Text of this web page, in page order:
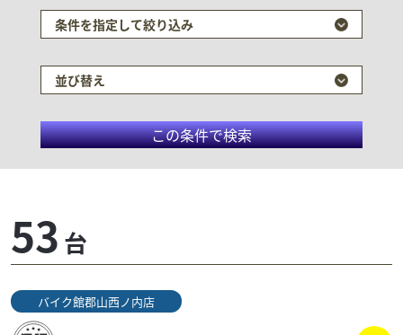
バイク館郡山西ノ内店
同敷地内には、カー用品専門店のイエローハット郡山
西ノ内店とオートバイ用品専門店郡山２りんかんが併
設しており、4輪とオートバイに関わる様々なサービ
スがご提供...
条件を指定して絞り込み
並び替え
この条件で検索
53 台
バイク館郡山西ノ内店